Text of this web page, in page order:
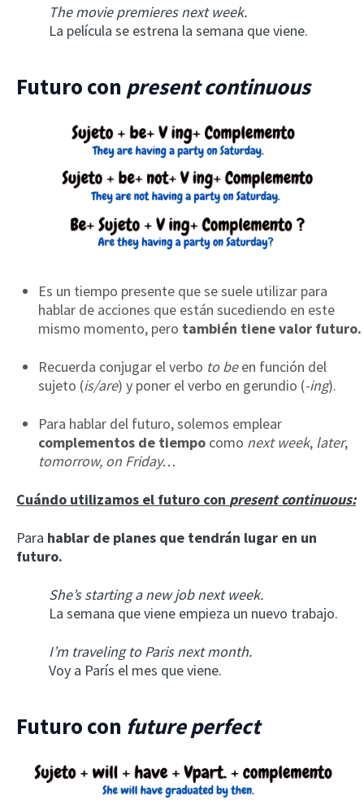
The movie premieres next week.
La película se estrena la semana que viene.
Futuro con present continuous
Es un tiempo presente que se suele utilizar para
hablar de acciones que están sucediendo en este
mismo momento, pero también tiene valor futuro.
Recuerda conjugar el verbo to been función del
sujeto (is/are) y poner el verbo en gerundio (-ing).
Para hablar del futuro, solemos emplear
complementos de tiempo como next week, later,
tomorrow, on Friday…
Cuándo utilizamos el futuro con present continuous:
Para hablar de planes que tendrán lugar en un
futuro.
She’s starting a new job next week.
La semana que viene empieza un nuevo trabajo.
I’m traveling to Paris next month.
Voy a París el mes que viene.
Futuro con future perfect